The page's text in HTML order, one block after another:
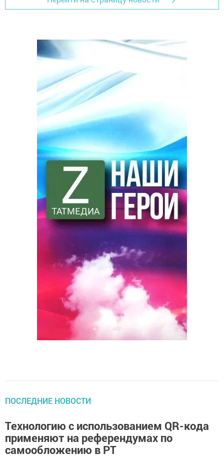
ПОСЛЕДНИЕ НОВОСТИ
Технологию с использованием QR-кода
применяют на референдумах по
самообложению в РТ